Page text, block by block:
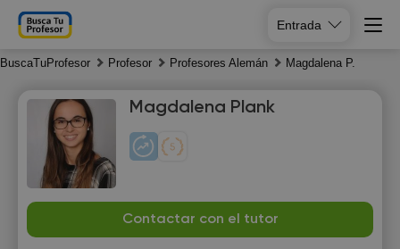
Entrada
BuscaTuProfesor Profesor Profesores Alemán Magdalena P.
Magdalena Plank
Contactar con el tutor
9
Mo
10
Tu
11
12